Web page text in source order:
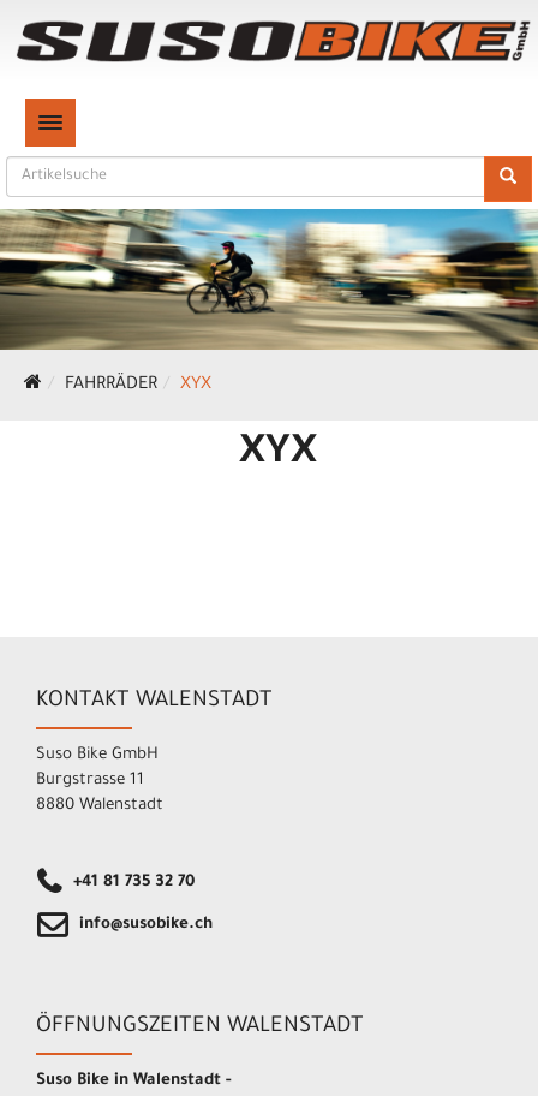
TOGGLE NAVIGATION
FAHRRÄDER XYX
XYX
KONTAKT WALENSTADT
Suso Bike GmbH
Burgstrasse 11
8880 Walenstadt
+41 81 735 32 70
info@susobike.ch
ÖFFNUNGSZEITEN WALENSTADT
Suso Bike in Walenstadt -